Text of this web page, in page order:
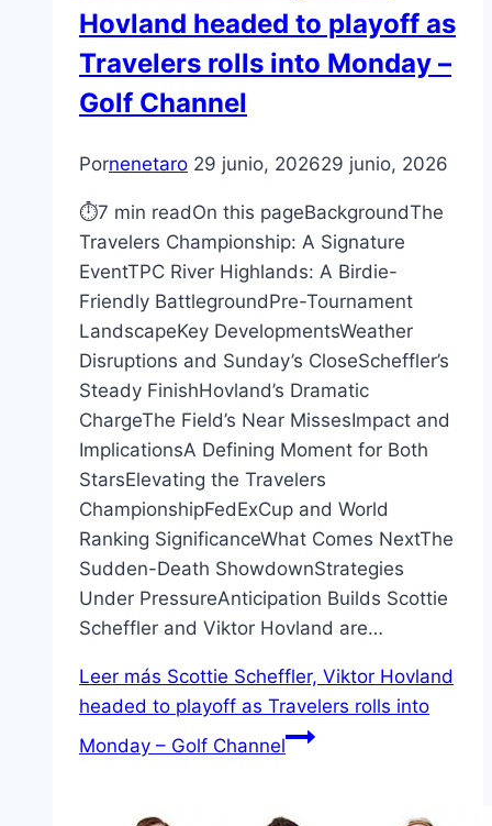
Hovland headed to playoff as
Travelers rolls into Monday –
Golf Channel
Pornenetaro 29 junio, 202629 junio, 2026
⏱7 min readOn this pageBackgroundThe
Travelers Championship: A Signature
EventTPC River Highlands: A Birdie-
Friendly BattlegroundPre-Tournament
LandscapeKey DevelopmentsWeather
Disruptions and Sunday’s CloseScheffler’s
Steady FinishHovland’s Dramatic
ChargeThe Field’s Near MissesImpact and
ImplicationsA Defining Moment for Both
StarsElevating the Travelers
ChampionshipFedExCup and World
Ranking SignificanceWhat Comes NextThe
Sudden-Death ShowdownStrategies
Under PressureAnticipation Builds Scottie
Scheffler and Viktor Hovland are…
Leer más Scottie Scheffler, Viktor Hovland
headed to playoff as Travelers rolls into
Monday – Golf Channel